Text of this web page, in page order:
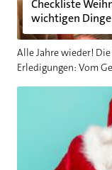
Checkliste
wichtigen
Alle Jahre wieder!
Erledigungen: Vom